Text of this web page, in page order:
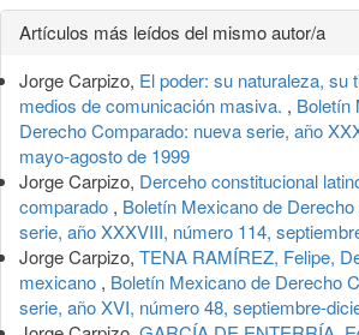
Detalles
del
artículo
Artículos más leídos del mismo autor/a
Jorge Carpizo, El poder: su naturaleza, su
medios de comunicación masiva. , Boletín
Derecho Comparado: nueva serie, año
mayo-agosto de 1999
Jorge Carpizo, Derceho constitucional
comparado , Boletín Mexicano de
serie, año XXXVIII, número 114,
Jorge Carpizo, TENA RAMÍREZ, Felipe,
mexicano , Boletín Mexicano de Derecho
serie, año XVI, número 48, septiembre-